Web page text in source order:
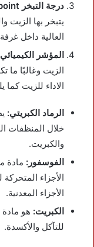
درجة التبخر Flash point:
يتبخر بها الزيت
العالية داخل
المؤشر الكيميائي SAPS:
الزيت وغالبًا
الاداء للزيت كما
الرماد الكبريتي:
خلال المنظفات
والكبريت.
الفوسفور: مادة
الأجزاء
الأجزاء المعدنية.
الكبريت: هو
للتآكل والأكسدة.